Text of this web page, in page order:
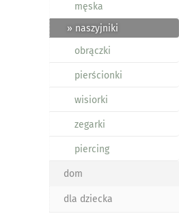
męska
» naszyjniki
obrączki
pierścionki
wisiorki
zegarki
piercing
dom
dla dziecka